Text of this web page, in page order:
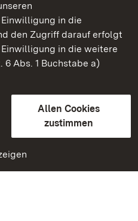
Einwilligung in die
den Zugriff darauf erfolgt
Einwilligung in die weitere
Abs. 1 Buchstabe a)
Allen Cookies
zustimmen
Baden-Württemberg